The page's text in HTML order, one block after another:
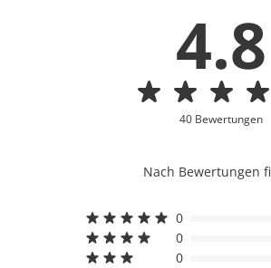
4.8
40 Bewertungen
Nach Bewertungen
0
0
0